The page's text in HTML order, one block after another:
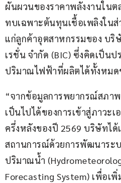
ผันผวนของราคาพลังงานในต
ทบเฉพาะต้นทุนเชื้อเพลิงใน
แก่ลูกค้าอุตสาหกรรมของ บริ
เรชั่น จำกัด (BIC) ซึ่งคิดเป็น
ปริมาณไฟฟ้าที่ผลิตได้ทั้งหมด
“จากข้อมูลการพยากรณ์สภา
เป็นไปได้ของการเข้าสู่ภาวะ
ครึ่งหลังของปี 2569 บริษัทไ
สถานการณ์ด้วยการพัฒนาระ
ปริมาณน้ำ
Forecasting System) เพื่อเ